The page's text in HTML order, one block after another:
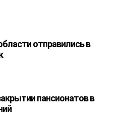
отправились в
пансионатов в